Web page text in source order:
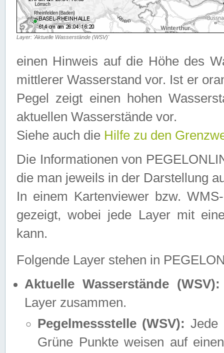
Layer: 'Aktuelle Wasserstände (WSV)'
einen Hinweis auf die Höhe des
mittlerer Wasserstand vor. Ist er
Pegel zeigt einen hohen
aktuellen Wasserstände vor.
Siehe auch die Hilfe zu den
Die Informationen von
die man jeweils in der Darstellung
In einem Kartenviewer bzw.
gezeigt, wobei jede Layer mit
kann.
Folgende Layer stehen in
Aktuelle Wasserstände (WSV):
Layer zusammen.
Pegelmessstelle (WSV): Jede
Grüne Punkte weisen auf